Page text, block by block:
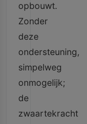
opbouwt.
Zonder
deze
ondersteuning,
simpelweg
onmogelijk;
de
zwaartekracht